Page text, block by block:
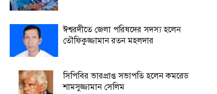
ঈশ্বরদীতে জেলা পরিষদের সদস্য হলেন
তৌফিকুজ্জামান রতন মহলদার
সিপিবির ভারপ্রাপ্ত সভাপতি হলেন কমরেড
শামসুজ্জামান সেলিম